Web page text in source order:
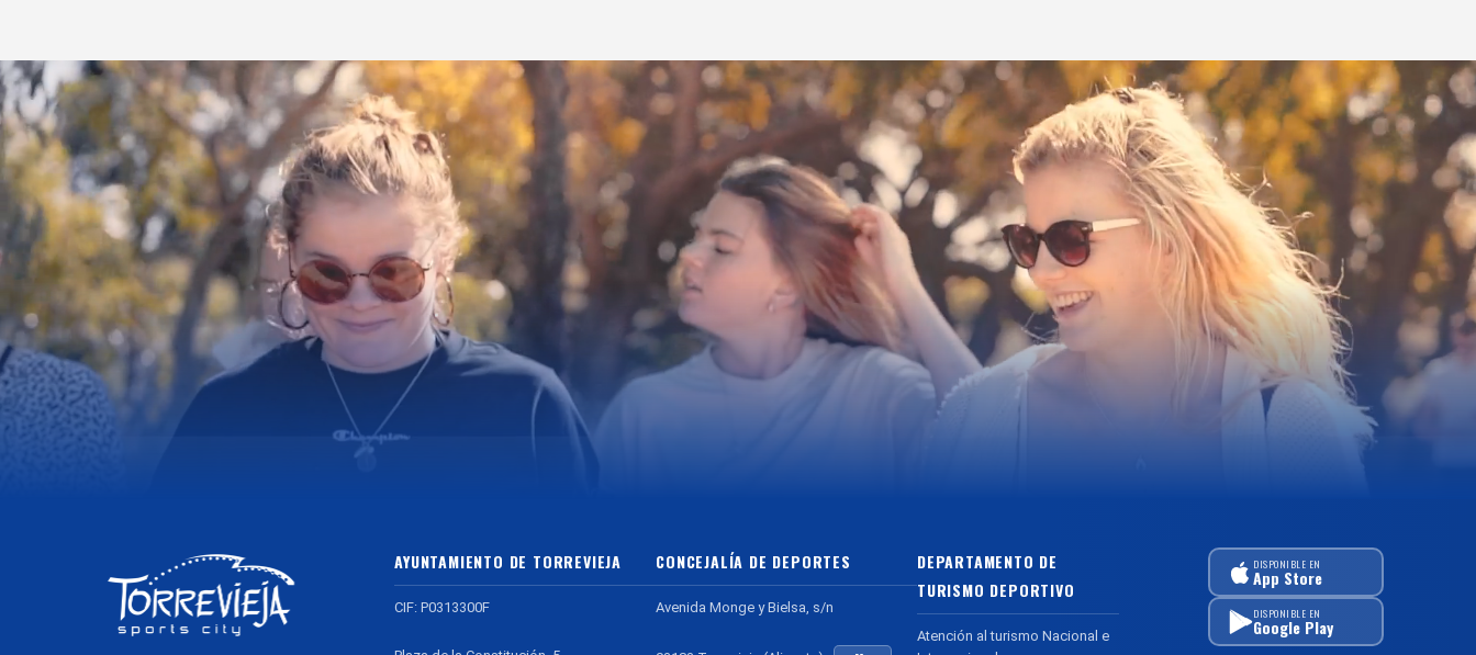
AYUNTAMIENTO DE TORREVIEJA
CIF: P0313300F
CONCEJALÍA DE DEPORTES
Avenida Monge y Bielsa, s/n
DEPARTAMENTO DE
TURISMO DEPORTIVO
Atención al turismo Nacional e
DISPONIBLE EN
App Store
DISPONIBLE EN
Google Play